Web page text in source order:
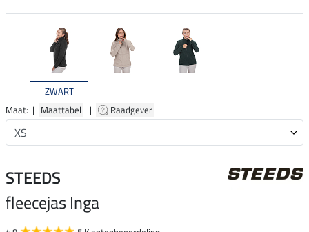
ZWART
Maat: | Maattabel | Raadgever
STEEDS
fleecejas Inga